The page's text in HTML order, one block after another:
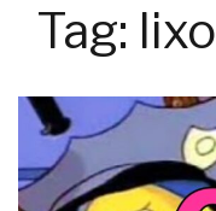
Tag: lixo